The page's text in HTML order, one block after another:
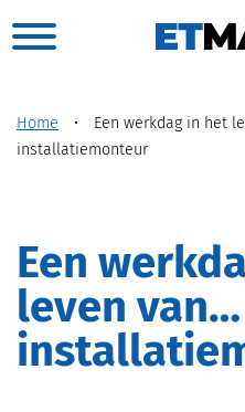
Home •
Een werkdag in het
installatiemonteur
Een werkdag in het
leven